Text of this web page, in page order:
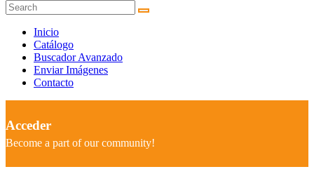
Inicio
Catálogo
Buscador Avanzado
Enviar Imágenes
Contacto
Acceder
Become a part of our community!